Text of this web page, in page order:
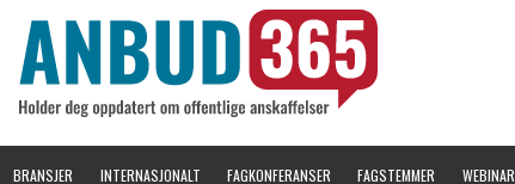
BRANSJER INTERNASJONALT FAGKONFERANSER FAGSTEMMER WEBINAR